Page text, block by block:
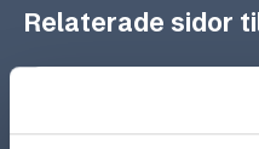
Relaterade sidor
Vad har jag för